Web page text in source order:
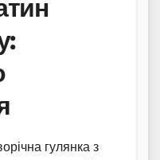
гулянка з